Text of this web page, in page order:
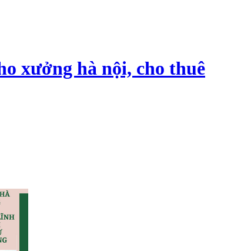
xưởng hà nội, cho thuê